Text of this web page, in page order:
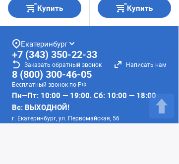
Купить
Купить
Екатеринбург
+7 (343) 350-22-33
Заказать обратный звонок Написать нам
8 (800) 300-46-05
Бесплатный звонок по РФ
Пн—Пт: 10:00 — 19:00. Сб: 10:00 — 18:00
Вс: ВЫХОДНОЙ!
г. Екатеринбург, ул. Первомайская, 56